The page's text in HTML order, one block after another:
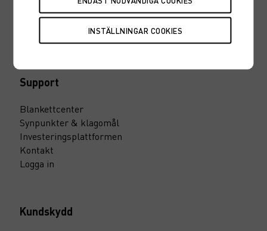
10 smarta fondtips
Maxa din pension
Till vårt pressrum
Support
Blankettcenter
Synpunkter & klagomål
Investeringsplattformen
Kontakt
Logga in
Kundskydd